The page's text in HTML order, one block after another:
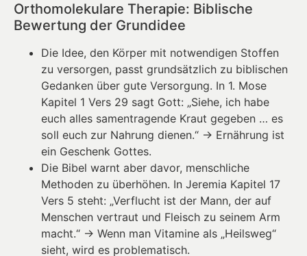
Orthomolekulare Therapie: Biblische
Bewertung der Grundidee
Die Idee, den Körper mit notwendigen Stoffen
zu versorgen, passt grundsätzlich zu biblischen
Gedanken über gute Versorgung. In 1. Mose
Kapitel 1 Vers 29 sagt Gott: „Siehe, ich habe
euch alles samentragende Kraut gegeben … es
soll euch zur Nahrung dienen.“ → Ernährung ist
ein Geschenk Gottes.
Die Bibel warnt aber davor, menschliche
Methoden zu überhöhen. In Jeremia Kapitel 17
Vers 5 steht: „Verflucht ist der Mann, der auf
Menschen vertraut und Fleisch zu seinem Arm
macht.“ → Wenn man Vitamine als „Heilsweg“
sieht, wird es problematisch.